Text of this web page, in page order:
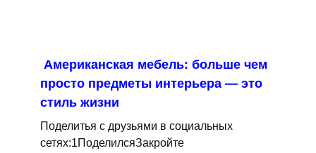
Американская мебель: больше чем
просто предметы интерьера — это
стиль жизни
Поделитья с друзьями в социальных
сетях:1ПоделилсяЗакройте